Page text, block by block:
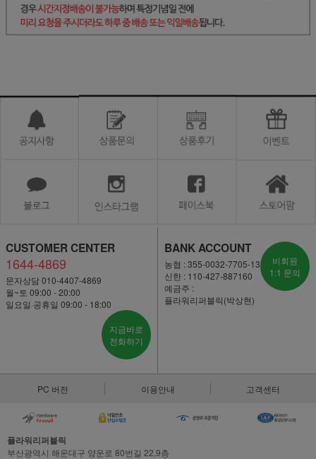
CUSTOMER CENTER
1644-4869
문자상담 010-4407-4869
월~토 09:00 - 20:00
일요일·공휴일 09:00 - 18:00
지금바로
전화하기
BANK ACCOUNT
농협 : 355-0032-7705-13
신한 : 110-427-887160
예금주 :
플라워리퍼블릭(박상현)
비회원
1:1 문의
PC 버전 이용안내 고객센터
플라워리퍼블릭
부산광역시 해운대구 양운로 80번길 22,9층